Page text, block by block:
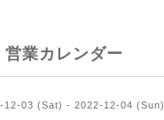
業カレンダー
12-03 (Sat) - 2022-12-04 (Sun)